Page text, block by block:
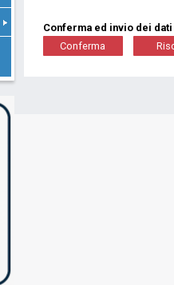
Conferma ed invio dei dati